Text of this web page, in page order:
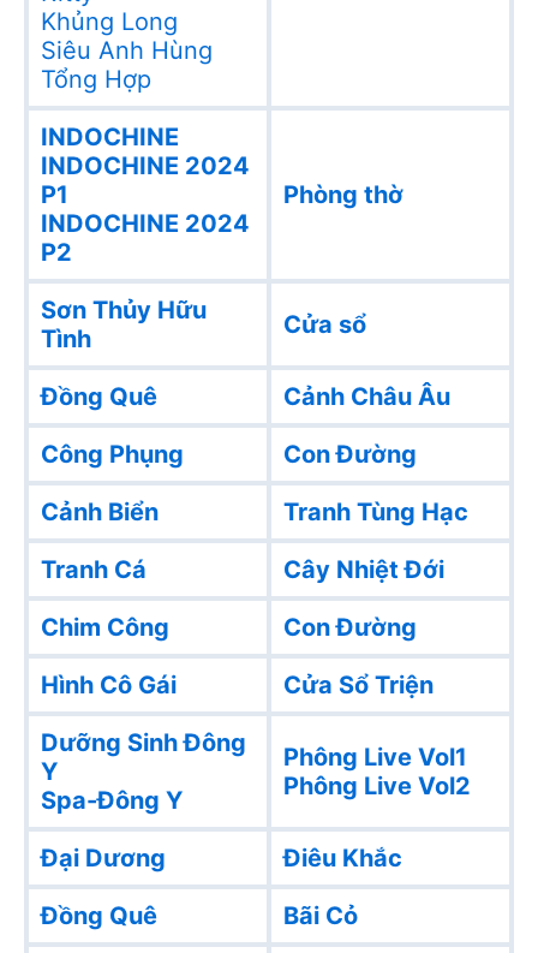
Khủng Long
Siêu Anh Hùng
Tổng Hợp
INDOCHINE
INDOCHINE 2024
P1
INDOCHINE 2024
P2
Phòng thờ
Sơn Thủy Hữu
Tình
Cửa sổ
Đồng Quê
Cảnh Châu Âu
Công Phụng
Con Đường
Cảnh Biển
Tranh Tùng Hạc
Tranh Cá
Cây Nhiệt Đới
Chim Công
Con Đường
Hình Cô Gái
Cửa Sổ Triện
Dưỡng Sinh Đông
Y
Spa-Đông Y
Phông Live Vol1
Phông Live Vol2
Đại Dương
Điêu Khắc
Đồng Quê
Bãi Cỏ